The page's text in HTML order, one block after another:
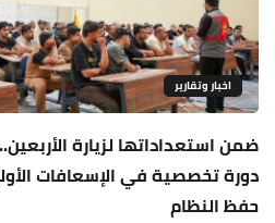
اخبار وتقارير
ضمن استعداداتها لزيارة
دورة تخصصية في الإسعافات
حفظ النظام